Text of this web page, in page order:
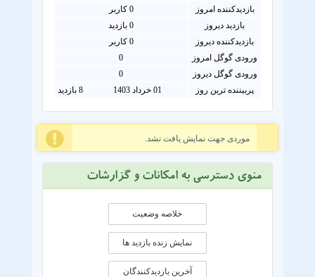
بازدیدکننده امروز
0 کاربر
بازدید دیروز
0 بازدید
بازدیدکننده دیروز
0 کاربر
ورودی گوگل امروز
0
ورودی گوگل دیروز
0
پربیننده ترین روز
01 خرداد 1403 8 بازدید
موردی جهت نمایش یافت نشد.
منوی دسترسی به امکانات و گزارشات
خلاصه وضعیت
نمایش زنده بازدید ها
آخرین بازدیدکنندگان